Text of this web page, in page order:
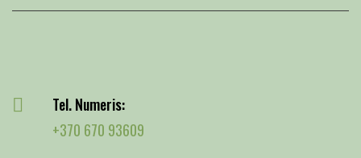
Tel. Numeris:
+370 670 93609